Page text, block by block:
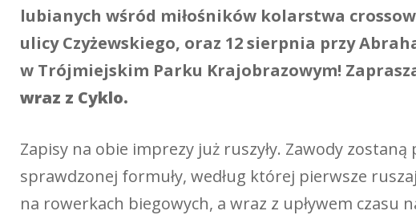
lubianych wśród miłośników kolarstwa
ulicy Czyżewskiego, oraz 12 sierpnia przy
w Trójmiejskim Parku Krajobrazowym!
wraz z Cyklo.
Zapisy na obie imprezy już ruszyły. Zawody
sprawdzonej formuły, według której pierwsze
na rowerkach biegowych, a wraz z upływem czasu